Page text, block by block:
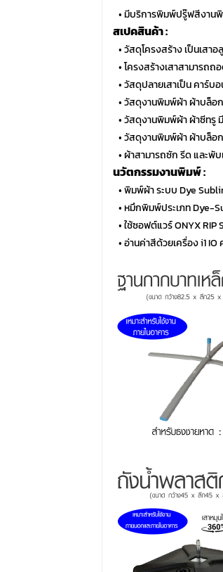
• มีบริการพิมพ์ปรู๊ฟสีงาน
สเปคสินค้า :
• วัสดุโครงสร้าง เป็นเสา
• โครงสร้างเสาสามารถ
• วัสดุปลายเสาเป็น คาร์บ
• วัสดุงานพิมพ์ผ้า ผ้าบล็อ
• วัสดุงานพิมพ์ผ้า ผ้าซีทรู
• วัสดุงานพิมพ์ผ้า ผ้าบล็อ
• ผ้าสามารถซัก รีด และพั
นวัตกรรมงานพิมพ์ :
• พิมพ์ผ้า ระบบ Dye
• หมึกพิมพ์ประเภท Dye-
• ใช้ซอฟต์แวร์ ONYX
• อ่านค่าสีด้วยเครื่อง i1